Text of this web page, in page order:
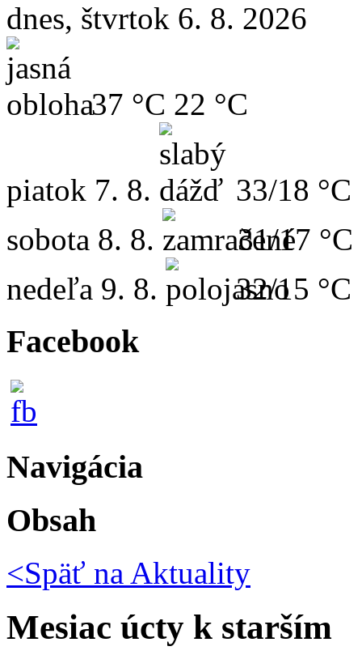
dnes, štvrtok 6. 8. 2026
37 °C 22 °C
piatok 7. 8.
33/18 °C
sobota 8. 8.
31/17 °C
nedeľa 9. 8. 32/15 °C
Facebook
Navigácia
Obsah
<Späť na Aktuality
Mesiac úcty k starším